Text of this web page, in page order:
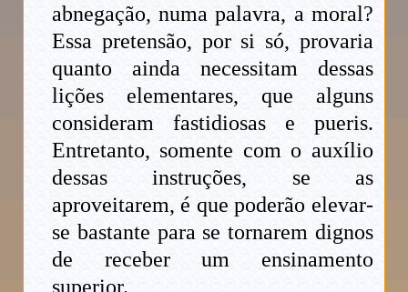
abnegação, numa palavra, a moral?
Essa pretensão, por si só, provaria
quanto ainda necessitam dessas
lições elementares, que alguns
consideram fastidiosas e pueris.
Entretanto, somente com o auxílio
dessas instruções, se as
aproveitarem, é que poderão elevar-
se bastante para se tornarem dignos
de receber um ensinamento
superior.